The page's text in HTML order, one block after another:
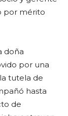
por mérito
doña
por una
tutela de
hasta
de